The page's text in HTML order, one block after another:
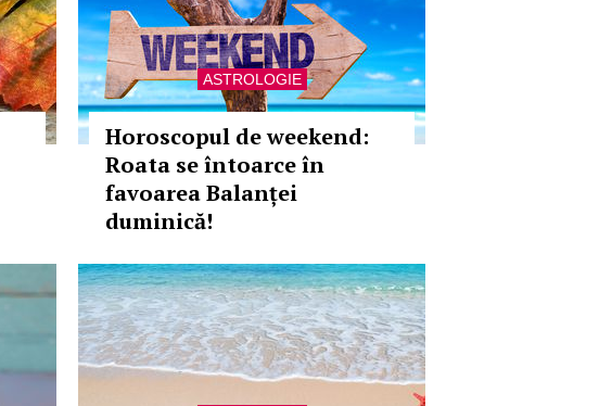
ASTROLOGIE
Horoscopul de weekend:
Roata se întoarce în
favoarea Balanței
duminică!